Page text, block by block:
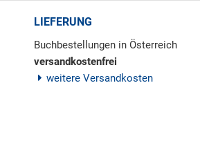
LIEFERUNG
Buchbestellungen in Österreich
versandkostenfrei
weitere Versandkosten